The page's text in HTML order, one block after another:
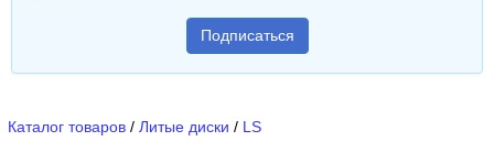
Подписаться
Каталог товаров / Литые диски / LS